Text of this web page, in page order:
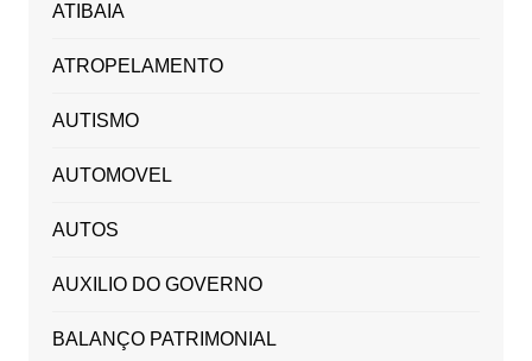
ATIBAIA
ATROPELAMENTO
AUTISMO
AUTOMOVEL
AUTOS
AUXILIO DO GOVERNO
BALANÇO PATRIMONIAL